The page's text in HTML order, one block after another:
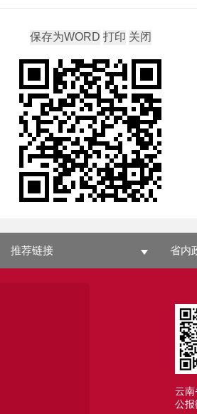
推荐链接 省内
云
公